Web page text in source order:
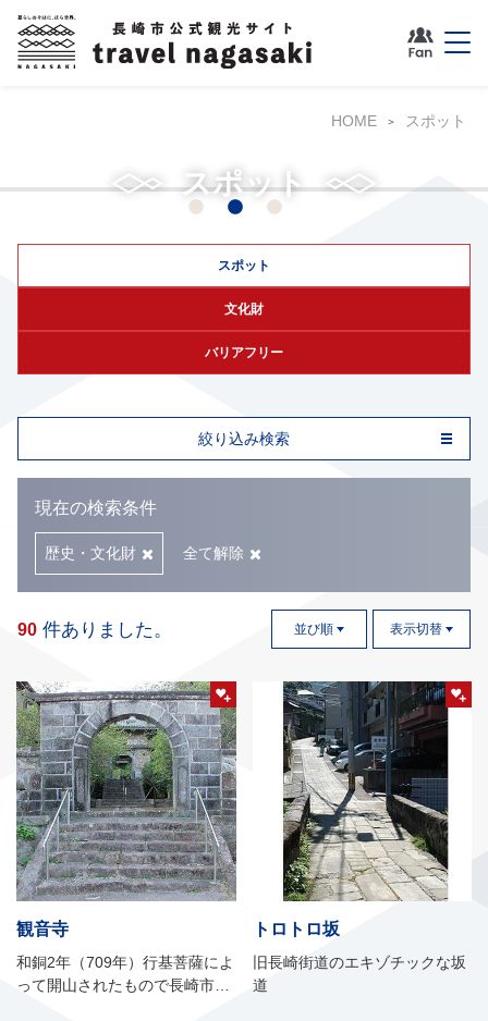
HOME スポット
スポット
スポット
文化財
バリアフリー
絞り込み検索
現在の検索条件
歴史・文化財 全て解除
90 件ありました。 並び順 表示切替
観音寺
和銅2年（709年）行基菩薩によ
って開山されたもので長崎市周
トロトロ坂
旧長崎街道のエキゾチックな坂
道